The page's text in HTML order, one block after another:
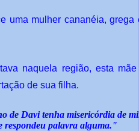
uma mulher cananéia,
naquela região, esta
de sua filha.
de Davi tenha misericórdia de
respondeu palavra alguma."